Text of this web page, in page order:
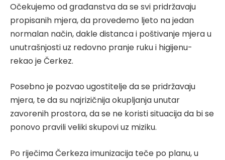
Očekujemo od građanstva da se svi pridržavaju
propisanih mjera, da provedemo ljeto na jedan
normalan način, dakle distanca i poštivanje mjera u
unutrašnjosti uz redovno pranje ruku i higijenu-
rekao je Čerkez.
Posebno je pozvao ugostitelje da se pridržavaju
mjera, te da su najrizičnija okupljanja unutar
zavorenih prostora, da se ne koristi situacija da bi se
ponovo pravili veliki skupovi uz miziku.
Po riječima Čerkeza imunizacija teče po planu, u